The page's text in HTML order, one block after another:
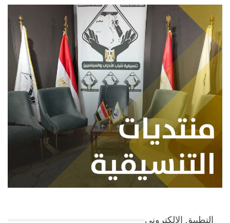
التطبيق الإلكتروني